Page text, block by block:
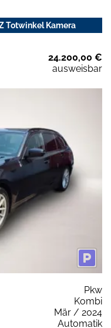
Totwinkel Kamera
24.200,00 €
ausweisbar
Pkw
Kombi
Mär / 2024
Automatik